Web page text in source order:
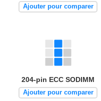
Ajouter pour comparer
204-pin ECC SODIMM
Ajouter pour comparer